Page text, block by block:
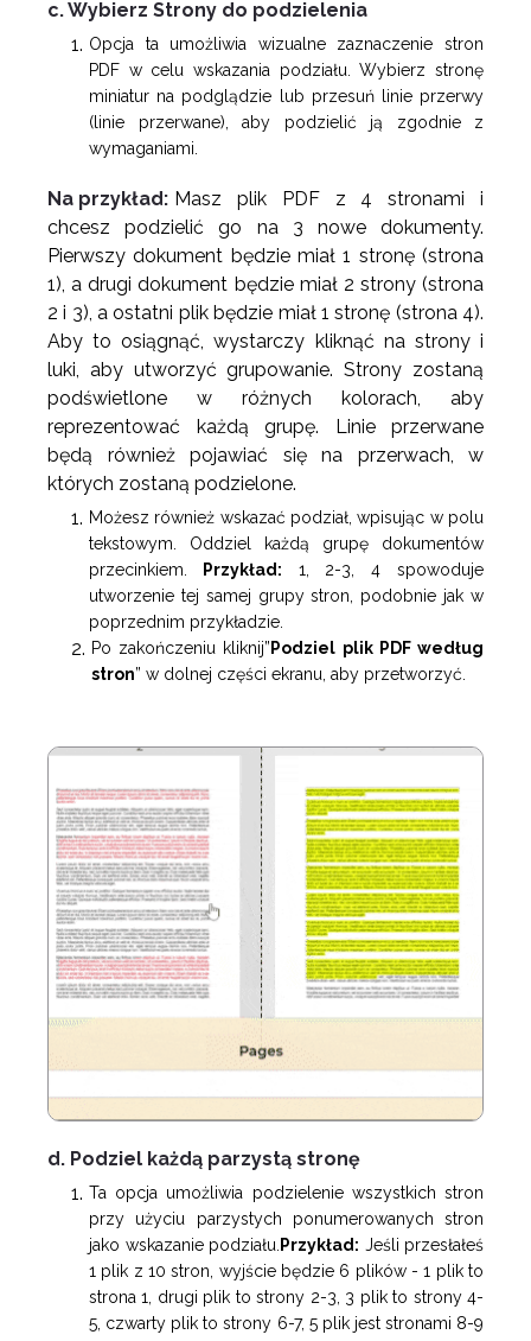
c. Wybierz Strony do podzielenia
Opcja ta umożliwia wizualne zaznaczenie stron
PDF w celu wskazania podziału. Wybierz stronę
miniatur na podglądzie lub przesuń linie przerwy
(linie przerwane), aby podzielić ją zgodnie z
wymaganiami.
Na przykład: Masz plik PDF z 4 stronami i
chcesz podzielić go na 3 nowe dokumenty.
Pierwszy dokument będzie miał 1 stronę (strona
1), a drugi dokument będzie miał 2 strony (strona
2 i 3), a ostatni plik będzie miał 1 stronę (strona 4).
Aby to osiągnąć, wystarczy kliknąć na strony i
luki, aby utworzyć grupowanie. Strony zostaną
podświetlone w różnych kolorach, aby
reprezentować każdą grupę. Linie przerwane
będą również pojawiać się na przerwach, w
których zostaną podzielone.
Możesz również wskazać podział, wpisując w polu
tekstowym. Oddziel każdą grupę dokumentów
przecinkiem. Przykład: 1, 2-3, 4 spowoduje
utworzenie tej samej grupy stron, podobnie jak w
poprzednim przykładzie.
Po zakończeniu kliknij” Podziel plik PDF według
stron” w dolnej części ekranu, aby przetworzyć.
d. Podziel każdą parzystą stronę
Ta opcja umożliwia podzielenie wszystkich stron
przy użyciu parzystych ponumerowanych stron
jako wskazanie podziału. Przykład: Jeśli przesłałeś
1 plik z 10 stron, wyjście będzie 6 plików - 1 plik to
strona 1, drugi plik to strony 2-3, 3 plik to strony 4-
5, czwarty plik to strony 6-7, 5 plik jest stronami 8-9